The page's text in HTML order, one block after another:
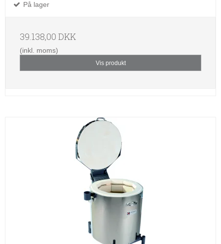
På lager
39.138,00 DKK
(inkl. moms)
Vis produkt